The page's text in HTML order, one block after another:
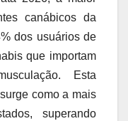
canábicos da
dos usuários de
que importam
Esta
como a mais
superando